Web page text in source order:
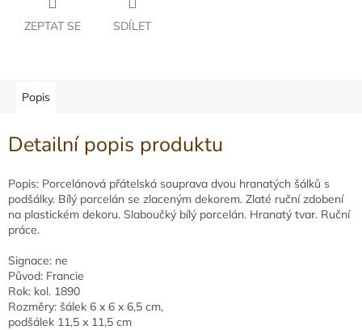
ZEPTAT SE SDÍLET
Popis
Detailní popis produktu
Popis: Porcelánová přátelská souprava dvou hranatých šálků s
podšálky. Bílý porcelán se zlaceným dekorem. Zlaté ruční zdobení
na plastickém dekoru. Slaboučký bílý porcelán. Hranatý tvar. Ruční
práce.
Signace: ne
Původ: Francie
Rok: kol. 1890
Rozměry: šálek 6 x 6 x 6,5 cm,
podšálek 11,5 x 11,5 cm